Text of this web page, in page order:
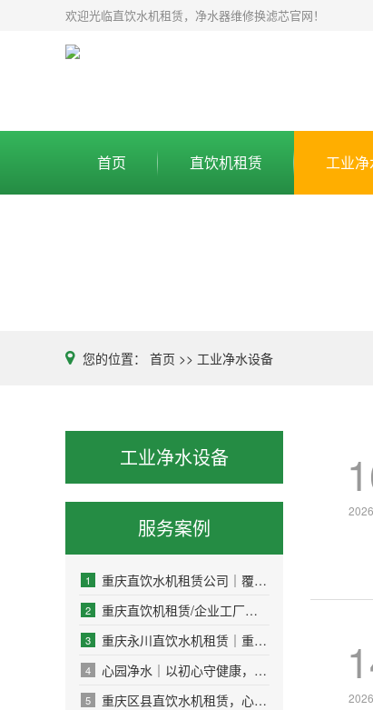
欢迎光临直饮水机租赁，净水器维修换滤芯官网！
首页 直饮机租赁 工业
您的位置： 首页 >> 工业净水设备
工业净水设备
服务案例
1 重庆直饮水机租赁公司｜覆盖贵阳成都宜宾多城市商用饮水服务
2 重庆直饮机租赁/企业工厂办公室优选
3 重庆永川直饮水机租赁｜重庆心园净水：专业全托管，健康好水省心选
4 心园净水｜以初心守健康，用专业护万家，五一服务不打烊
5 重庆区县直饮水机租赁，心园净水全覆盖！